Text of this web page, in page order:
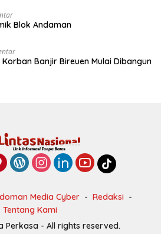
Blok Andaman
Banjir Bireuen Mulai Dibangun
Media Cyber
Redaksi
Tentang Kami
Perkasa - All rights reserved.